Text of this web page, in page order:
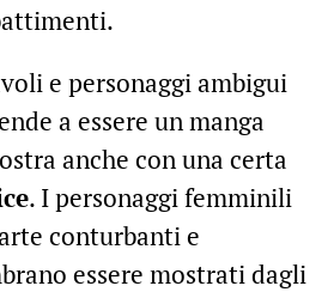
e personaggi ambigui
a essere un manga
anche con una certa
. I personaggi femminili
conturbanti e
essere mostrati dagli